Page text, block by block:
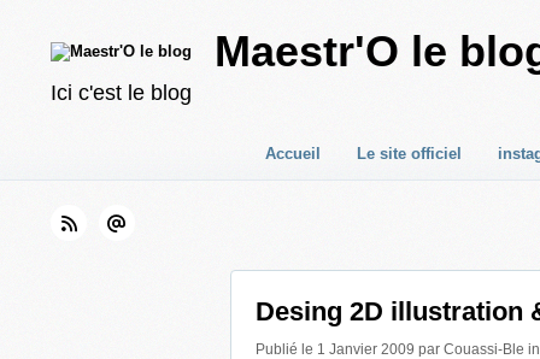
Maestr'O le
Ici c'est le blog
Accueil Le site officiel
Desing 2D illustration
Publié le 1 Janvier 2009 par Couassi-Ble